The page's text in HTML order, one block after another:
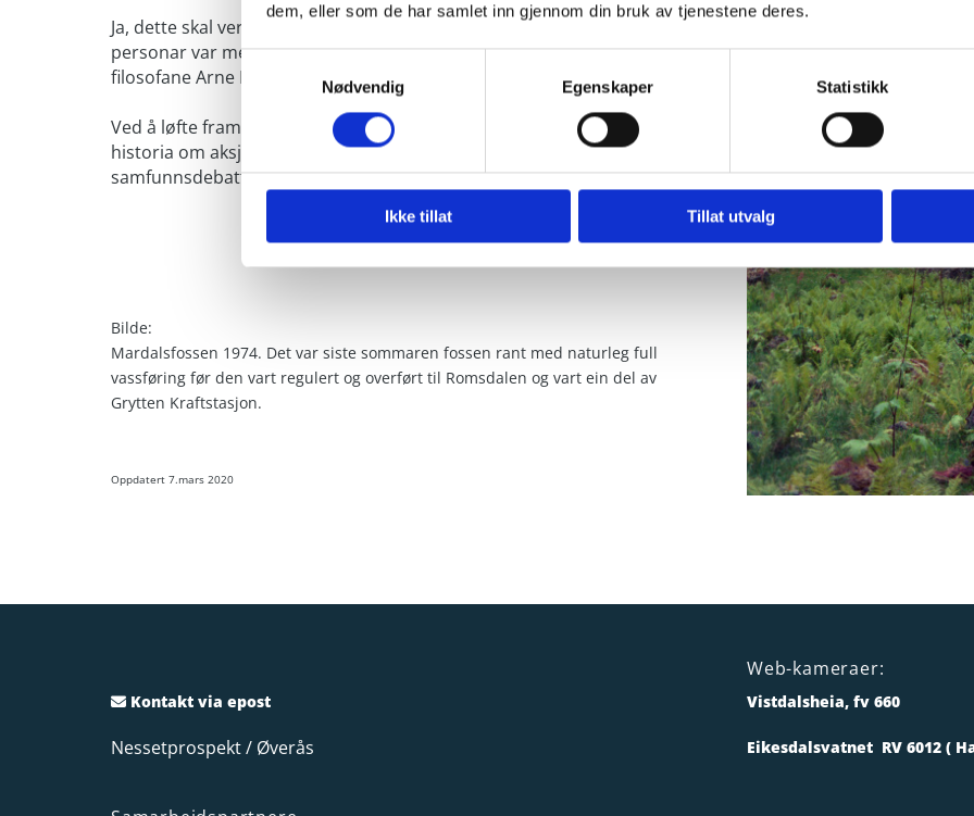
dem, eller som de har samlet inn gjennom din bruk av tjenestene deres.
Samtykkevalg
Nødvendig
Egenskaper Statistikk
Ikke tillat Tillat utvalg
Ja, dette skal vere den første aksjonen i sitt slag i verden. Fleire markante
personar var med saman med bygdefoket i 1970, som for eksempel
filosofane Arne Næss og Sigmund Kvaløy Setreng.
Ved å løfte fram hendingane for 50 år sidan ynskjer vi ikkje berre å fortelje
historia om aksjonen, men også sjå på korleis dette har innverka på
samfunnsdebatten i tida etter og fram til dagens miljø- og klimadebatt.
Bilde:
Mardalsfossen 1974. Det var siste sommaren fossen rant med naturleg full
vassføring før den vart regulert og overført til Romsdalen og vart ein del av
Grytten Kraftstasjon.
Oppdatert 7.mars 2020
 Kontakt via epost
Nessetprospekt / Øverås
Web-kameraer:
Vistdalsheia, fv 660
Eikesdalsvatnet RV 6012 (